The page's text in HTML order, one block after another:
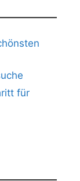
für